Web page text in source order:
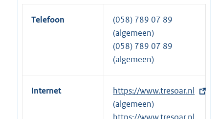
Telefoon
(058) 789 07 89
(algemeen)
(058) 789 07 89
(algemeen)
Internet
E
x
https://www.tresoar.nl
(algemeen)